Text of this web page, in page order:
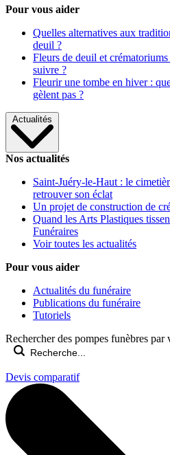
Pour vous aider
Quelles alternatives aux
deuil ?
Fleurs de deuil et
suivre ?
Fleurir une tombe en hiver :
gèlent pas ?
Actualités
Nos actualités
Saint-Juéry-le-Haut : le
retrouver son éclat
Un projet de construction de
Quand les Arts Plastiques
Funéraires
Voir toutes les actualités
Pour vous aider
Actualités du funéraire
Publications du funéraire
Tutoriels
Rechercher des pompes funèbres par
Devis comparatif